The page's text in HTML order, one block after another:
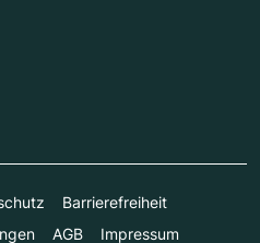
Barrierefreiheit
AGB Impressum